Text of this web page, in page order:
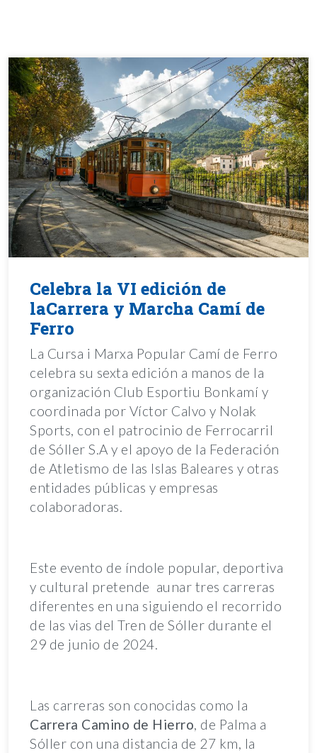
Celebra la VI edición de
laCarrera y Marcha Camí de
Ferro
La Cursa i Marxa Popular Camí de Ferro
celebra su sexta edición a manos de la
organización Club Esportiu Bonkamí y
coordinada por Víctor Calvo y Nolak
Sports, con el patrocinio de Ferrocarril
de Sóller S.A y el apoyo de la Federación
de Atletismo de las Islas Baleares y otras
entidades públicas y empresas
colaboradoras.
Este evento de índole popular, deportiva
y cultural pretende aunar tres carreras
diferentes en una siguiendo el recorrido
de las vias del Tren de Sóller durante el
29 de junio de 2024.
Las carreras son conocidas como la
Carrera Camino de Hierro, de Palma a
Sóller con una distancia de 27 km, la